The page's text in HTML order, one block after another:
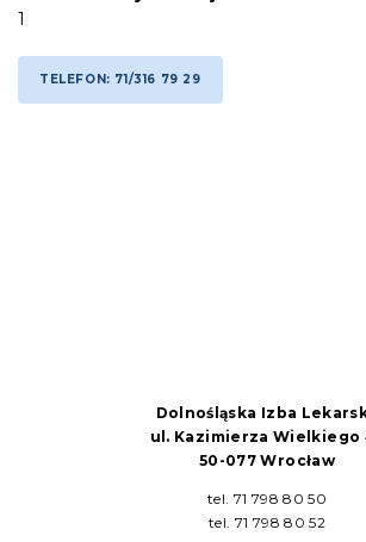
1
TELEFON: 71/316 79 29
Dolnośląska Izba
ul. Kazimierza Wielkiego
50-077 Wrocław
tel. 71 798 80 50
tel. 71 798 80 52